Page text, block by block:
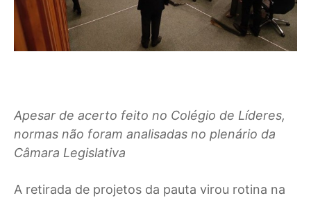
Apesar de acerto feito no Colégio de Líderes,
normas não foram analisadas no plenário da
Câmara Legislativa
A retirada de projetos da pauta virou rotina na